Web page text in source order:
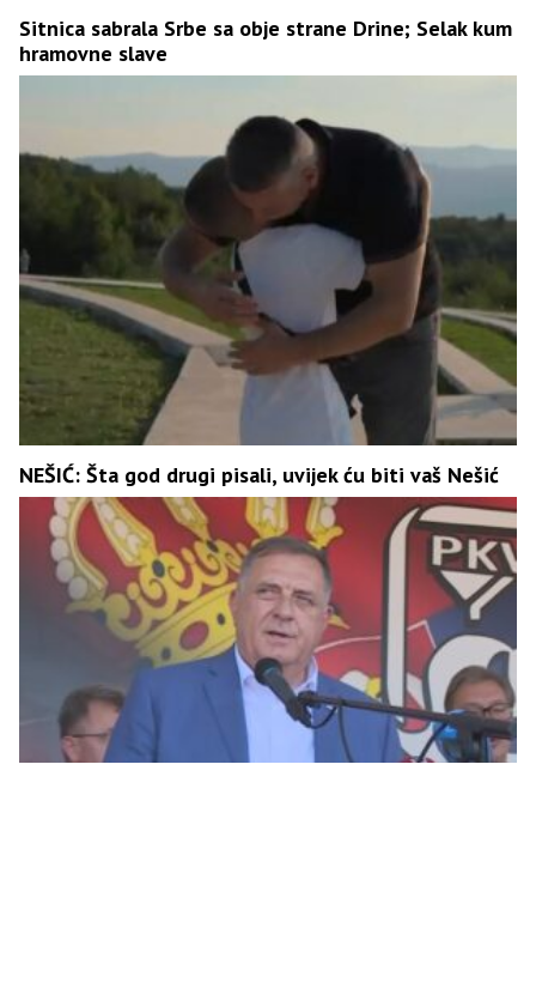
Sitnica sabrala Srbe sa obje strane Drine; Selak kum
hramovne slave
NEŠIĆ: Šta god drugi pisali, uvijek ću biti vaš Nešić